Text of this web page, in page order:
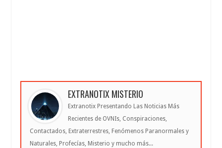
EXTRANOTIX MISTERIO
Extranotix Presentando Las Noticias Más
Recientes de OVNIs, Conspiraciones,
Contactados, Extraterrestres, Fenómenos Paranormales y
Naturales, Profecías, Misterio y mucho más...